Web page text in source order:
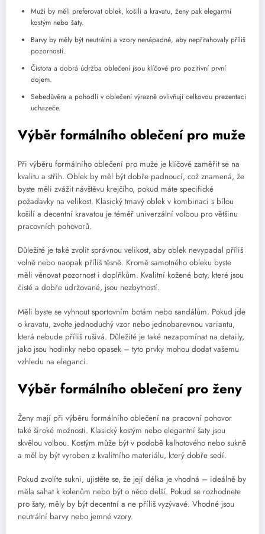
Muži by měli preferovat oblek, košili a kravatu, ženy pak elegantní
kostým nebo šaty.
Barvy by měly být neutrální a vzory nenápadné, aby nepřitahovaly příliš
pozornosti.
Čistota a dobrá údržba oblečení jsou klíčové pro pozitivní první
dojem.
Sebedůvěra a pohodlí v oblečení výrazně ovlivňují celkovou prezentaci
uchazeče.
Výběr formálního oblečení pro muže
Při výběru formálního oblečení pro muže je klíčové zaměřit se na
kvalitu a střih. Oblek by měl být dobře padnoucí, což znamená, že
byste měli zvážit návštěvu krejčího, pokud máte specifické
požadavky na velikost. Klasický tmavý oblek v kombinaci s bílou
košilí a decentní kravatou je téměř univerzální volbou pro většinu
pracovních pohovorů.
Důležité je také zvolit správnou velikost, aby oblek nevypadal příliš
volně nebo naopak příliš těsně. Kromě samotného obleku byste
měli věnovat pozornost i doplňkům. Kvalitní kožené boty, které jsou
čisté a dobře udržované, jsou nezbytností.
Měli byste se vyhnout sportovním botám nebo sandálům. Pokud jde
o kravatu, zvolte jednoduchý vzor nebo jednobarevnou variantu,
která nebude příliš rušivá. Důležité je také nezapomínat na detaily,
jako jsou hodinky nebo opasek – tyto prvky mohou dodat vašemu
vzhledu na eleganci.
Výběr formálního oblečení pro ženy
Ženy mají při výběru formálního oblečení na pracovní pohovor
také široké možnosti. Klasický kostým nebo elegantní šaty jsou
skvělou volbou. Kostým může být v podobě kalhotového nebo sukně
a měl by být vyroben z kvalitního materiálu, který dobře sedí.
Pokud zvolíte sukni, ujistěte se, že její délka je vhodná – ideálně by
měla sahat k kolenům nebo být o něco delší. Pokud se rozhodnete
pro šaty, měly by být decentní a ne příliš vyzývavé. Vhodné jsou
neutrální barvy nebo jemné vzory.